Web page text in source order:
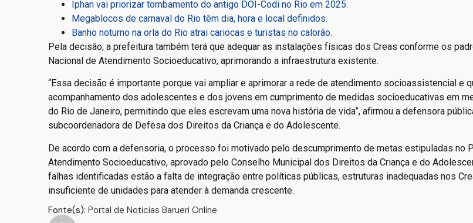
Iphan vai priorizar tombamento do antigo DOI-Codi no Rio em 2025.
Megablocos de carnaval do Rio têm dia, hora e local definidos.
Banho noturno na orla do Rio atrai cariocas e turistas no calorão.
Pela decisão, a prefeitura também terá que adequar as instalações físicas dos Creas conforme os
Nacional de Atendimento Socioeducativo, aprimorando a infraestrutura existente.
“Essa decisão é importante porque vai ampliar e aprimorar a rede de atendimento socioassistencial e
acompanhamento dos adolescentes e dos jovens em cumprimento de medidas socioeducativas em
do Rio de Janeiro, permitindo que eles escrevam uma nova história de vida”, afirmou a defensora
subcoordenadora de Defesa dos Direitos da Criança e do Adolescente.
De acordo com a defensoria, o processo foi motivado pelo descumprimento de metas estipuladas no
Atendimento Socioeducativo, aprovado pelo Conselho Municipal dos Direitos da Criança e do
falhas identificadas estão a falta de integração entre políticas públicas, estruturas inadequadas nos
insuficiente de unidades para atender à demanda crescente.
Fonte(s): Portal de Noticias Barueri Online